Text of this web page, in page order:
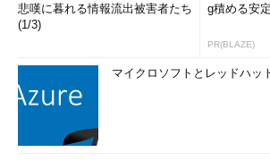
悲嘆に暮れる情報流出被害者たち
(1/3)
g積める安
PR(BLAZE)
マイクロソフトとレッドハッ